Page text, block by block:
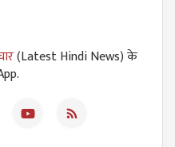
(Latest Hindi News) के